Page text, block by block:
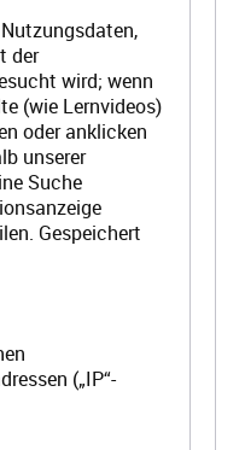
der
wird; wenn
(wie Lernvideos)
oder anklicken
unserer
Suche
Gespeichert
(„IP“-